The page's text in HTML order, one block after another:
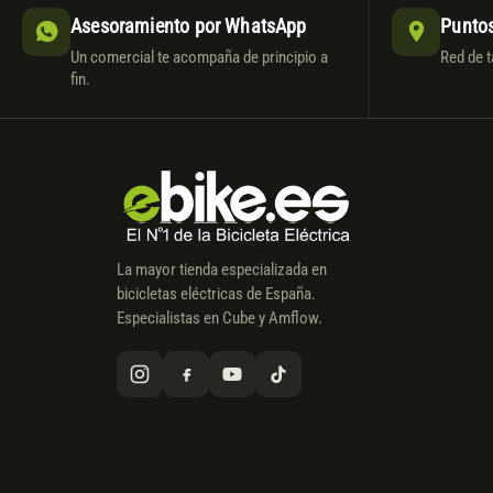
Asesoramiento por WhatsApp
Un comercial te acompaña de principio a
fin.
Red de
La mayor tienda especializada en
bicicletas eléctricas de España.
Especialistas en Cube y Amflow.